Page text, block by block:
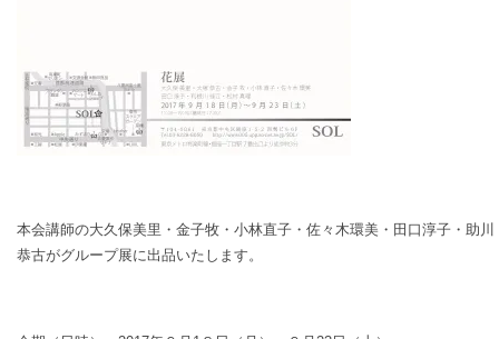
本会講師の大久保美里・金子牧・小林直子・佐々木環美・田口淳子・助川
恭古がグループ展に出品いたします。